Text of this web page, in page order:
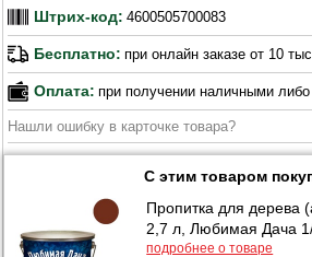
Штрих-код: 4600505700083
Бесплатно: при онлайн заказе от 10
Оплата: при получении наличными либо
Нашли ошибку в карточке товара?
С этим товаром
Пропитка для дерева
2,7 л, Любимая Дача
подробнее о товаре